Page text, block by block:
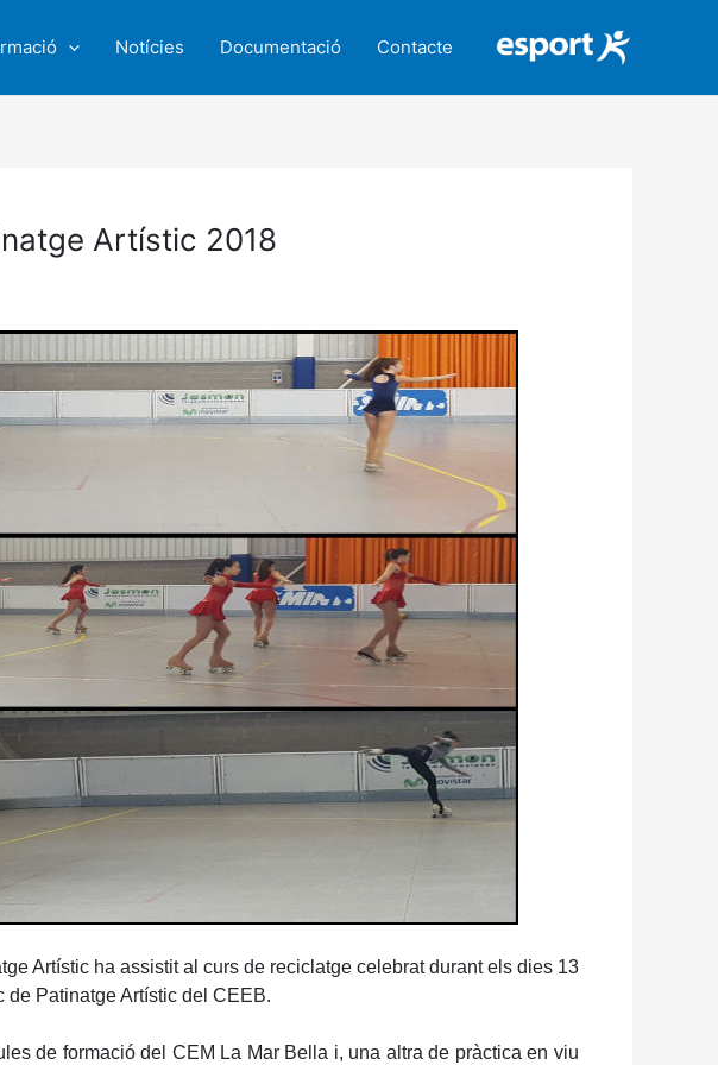
Notícies Documentació Contacte
Artístic 2018
Artístic ha assistit al curs de reciclatge celebrat durant els dies 13
de Patinatge Artístic del CEEB.
de formació del CEM La Mar Bella i, una altra de pràctica en viu